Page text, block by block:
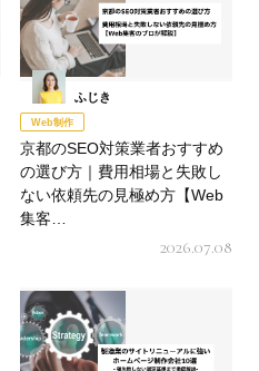
ふじき
Web制作
京都のSEO対策業者おすすめ
の選び方｜費用相場と失敗し
ない依頼先の見極め方【Web
集客…
2026.07.08